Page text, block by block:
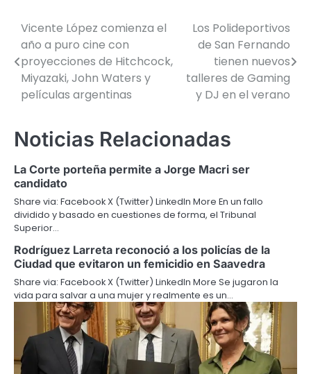
Navegación
de
entradas
Vicente López comienza el
año a puro cine con
proyecciones de Hitchcock,
Miyazaki, John Waters y
películas argentinas
Los Polideportivos
de San Fernando
tienen nuevos
talleres de Gaming
y DJ en el verano
Noticias Relacionadas
La Corte porteña permite a Jorge Macri ser
candidato
Share via: Facebook X (Twitter) LinkedIn More En un fallo
dividido y basado en cuestiones de forma, el Tribunal
Superior…
Rodríguez Larreta reconoció a los policías de la
Ciudad que evitaron un femicidio en Saavedra
Share via: Facebook X (Twitter) LinkedIn More Se jugaron la
vida para salvar a una mujer y realmente es un…